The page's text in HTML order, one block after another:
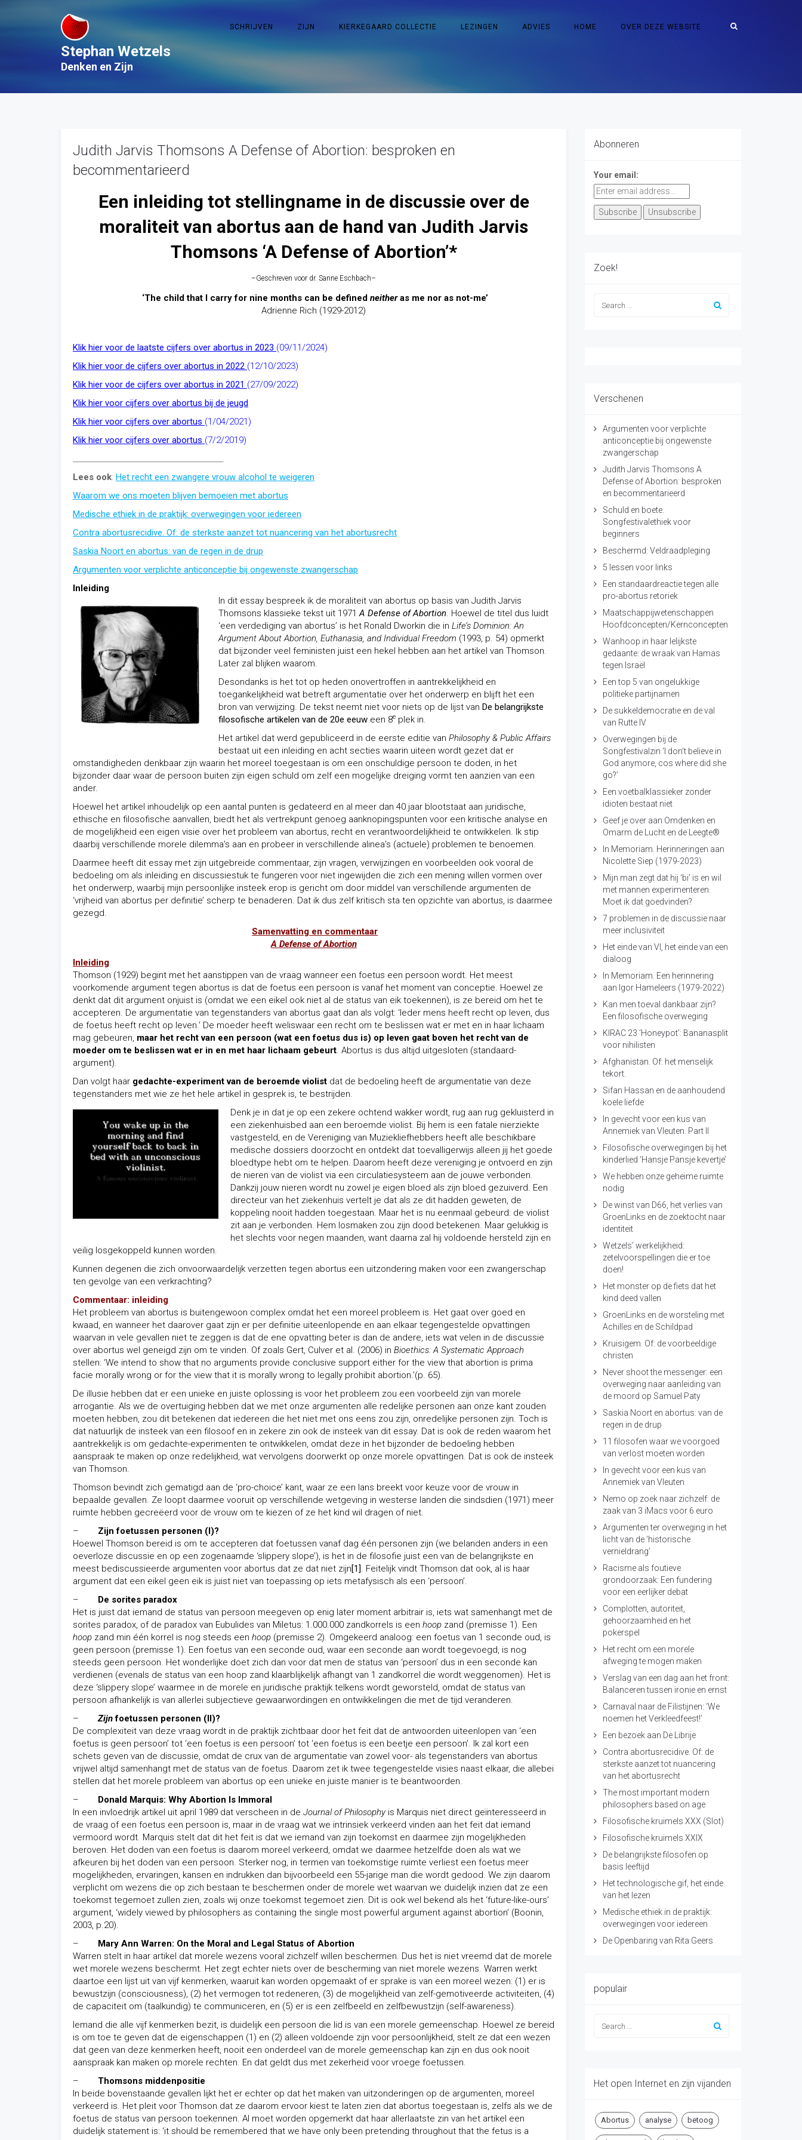
SCHRIJVEN ZIJN KIERKEGAARD COLLECTIE LEZINGEN ADVIES HOME OVER DEZE WEBSITE
Stephan Wetzels
Denken en Zijn
Judith Jarvis Thomsons A Defense of Abortion: besproken en
becommentarieerd
Een inleiding tot stellingname in de discussie over de
moraliteit van abortus aan de hand van Judith Jarvis
Thomsons ‘A Defense of Abortion’*
–Geschreven voor dr. Sanne Eschbach–
‘The child that I carry for nine months can be defined neitheras me nor as not-me’
Adrienne Rich (1929-2012)
Klik hier voor de laatste cijfers over abortus in 2023 (09/11/2024)
Klik hier voor de cijfers over abortus in 2022 (12/10/2023)
Klik hier voor de cijfers over abortus in 2021 (27/09/2022)
Klik hier voor cijfers over abortus bij de jeugd
Klik hier voor cijfers over abortus (1/04/2021)
Klik hier voor cijfers over abortus (7/2/2019)
Lees ook: Het recht een zwangere vrouw alcohol te weigeren
Waarom we ons moeten blijven bemoeien met abortus
Medische ethiek in de praktijk: overwegingen voor iedereen
Contra abortusrecidive. Of: de sterkste aanzet tot nuancering van het abortusrecht
Saskia Noort en abortus: van de regen in de drup
Argumenten voor verplichte anticonceptie bij ongewenste zwangerschap
Inleiding
In dit essay bespreek ik de moraliteit van abortus op basis van Judith Jarvis
Thomsons klassieke tekst uit 1971A Defense of Abortion. Hoewel de titel dus luidt
‘een verdediging van abortus’ is het Ronald Dworkin die in Life’s Dominion: An
Argument About Abortion, Euthanasia, and Individual Freedom (1993, p. 54) opmerkt
dat bijzonder veel feministen juist een hekel hebben aan het artikel van Thomson.
Later zal blijken waarom.
Desondanks is het tot op heden onovertroffen in aantrekkelijkheid en
toegankelijkheid wat betreft argumentatie over het onderwerp en blijft het een
bron van verwijzing. De tekst neemt niet voor niets op de lijst van De belangrijkste
filosofische artikelen van de 20e eeuw een 8e plek in.
Het artikel dat werd gepubliceerd in de eerste editie van Philosophy & Public Affairs
bestaat uit een inleiding en acht secties waarin uiteen wordt gezet dat er
omstandigheden denkbaar zijn waarin het moreel toegestaan is om een onschuldige persoon te doden, in het
bijzonder daar waar de persoon buiten zijn eigen schuld om zelf een mogelijke dreiging vormt ten aanzien van een
ander.
Hoewel het artikel inhoudelijk op een aantal punten is gedateerd en al meer dan 40 jaar blootstaat aan juridische,
ethische en filosofische aanvallen, biedt het als vertrekpunt genoeg aanknopingspunten voor een kritische analyse en
de mogelijkheid een eigen visie over het probleem van abortus, recht en verantwoordelijkheid te ontwikkelen. Ik stip
daarbij verschillende morele dilemma’s aan en probeer in verschillende alinea’s (actuele) problemen te benoemen.
Daarmee heeft dit essay met zijn uitgebreide commentaar, zijn vragen, verwijzingen en voorbeelden ook vooral de
bedoeling om als inleiding en discussiestuk te fungeren voor niet ingewijden die zich een mening willen vormen over
het onderwerp, waarbij mijn persoonlijke insteek erop is gericht om door middel van verschillende argumenten de
‘vrijheid van abortus per definitie’ scherp te benaderen. Dat ik dus zelf kritisch sta ten opzichte van abortus, is daarmee
gezegd.
Samenvatting en commentaar
A Defense of Abortion
Inleiding
Thomson (1929) begint met het aanstippen van de vraag wanneer een foetus een persoon wordt. Het meest
voorkomende argument tegen abortus is dat de foetus een persoon is vanaf het moment van conceptie. Hoewel ze
denkt dat dit argument onjuist is (omdat we een eikel ook niet al de status van eik toekennen), is ze bereid om het te
accepteren. De argumentatie van tegenstanders van abortus gaat dan als volgt: ‘Ieder mens heeft recht op leven, dus
de foetus heeft recht op leven.’ De moeder heeft weliswaar een recht om te beslissen wat er met en in haar lichaam
mag gebeuren, maar het recht van een persoon (wat een foetus dus is) op leven gaat boven het recht van de
moeder om te beslissen wat er in en met haar lichaam gebeurt. Abortus is dus altijd uitgesloten (standaard-
argument).
Dan volgt haar gedachte-experiment van de beroemde violist dat de bedoeling heeft de argumentatie van deze
tegenstanders met wie ze het hele artikel in gesprek is, te bestrijden.
Denk je in dat je op een zekere ochtend wakker wordt, rug aan rug gekluisterd in
een ziekenhuisbed aan een beroemde violist. Bij hem is een fatale nierziekte
vastgesteld, en de Vereniging van Muziekliefhebbers heeft alle beschikbare
medische dossiers doorzocht en ontdekt dat toevalligerwijs alleen jij het goede
bloedtype hebt om te helpen. Daarom heeft deze vereniging je ontvoerd en zijn
de nieren van de violist via een circulatiesysteem aan de jouwe verbonden.
Dankzij jouw nieren wordt nu zowel je eigen bloed als zijn bloed gezuiverd. Een
directeur van het ziekenhuis vertelt je dat als ze dit hadden geweten, de
koppeling nooit hadden toegestaan. Maar het is nu eenmaal gebeurd: de violist
zit aan je verbonden. Hem losmaken zou zijn dood betekenen. Maar gelukkig is
het slechts voor negen maanden, want daarna zal hij voldoende hersteld zijn en
veilig losgekoppeld kunnen worden.
Kunnen degenen die zich onvoorwaardelijk verzetten tegen abortus een uitzondering maken voor een zwangerschap
ten gevolge van een verkrachting?
Commentaar: inleiding
Het probleem van abortus is buitengewoon complex omdat het een moreel probleem is. Het gaat over goed en
kwaad, en wanneer het daarover gaat zijn er per definitie uiteenlopende en aan elkaar tegengestelde opvattingen
waarvan in vele gevallen niet te zeggen is dat de ene opvatting beter is dan de andere, iets wat velen in de discussie
over abortus wel geneigd zijn om te vinden. Of zoals Gert, Culver et al. (2006) in Bioethics: A Systematic Approach
stellen: ‘We intend to show that no arguments provide conclusive support either for the view that abortion is prima
facie morally wrong or for the view that it is morally wrong to legally prohibit abortion.’(p. 65).
De illusie hebben dat er een unieke en juiste oplossing is voor het probleem zou een voorbeeld zijn van morele
arrogantie. Als we de overtuiging hebben dat we met onze argumenten alle redelijke personen aan onze kant zouden
moeten hebben, zou dit betekenen dat iedereen die het niet met ons eens zou zijn, onredelijke personen zijn. Toch is
dat natuurlijk de insteek van een filosoof en in zekere zin ook de insteek van dit essay. Dat is ook de reden waarom het
aantrekkelijk is om gedachte-experimenten te ontwikkelen, omdat deze in het bijzonder de bedoeling hebben
aanspraak te maken op onze redelijkheid, wat vervolgens doorwerkt op onze morele opvattingen. Dat is ook de insteek
van Thomson.
Thomson bevindt zich gematigd aan de ‘pro-choice’ kant, waar ze een lans breekt voor keuze voor de vrouw in
bepaalde gevallen. Ze loopt daarmee vooruit op verschillende wetgeving in westerse landen die sindsdien (1971) meer
ruimte hebben gecreëerd voor de vrouw om te kiezen of ze het kind wil dragen of niet.
– Zijn foetussen personen (I)?
Hoewel Thomson bereid is om te accepteren dat foetussen vanaf dag één personen zijn (we belanden anders in een
oeverloze discussie en op een zogenaamde ‘slippery slope’), is het in de filosofie juist een van de belangrijkste en
meest bediscussieerde argumenten voor abortus dat ze dat niet zijn[1]. Feitelijk vindt Thomson dat ook, al is haar
argument dat een eikel geen eik is juist niet van toepassing op iets metafysisch als een ‘persoon’.
– De sorites paradox
Het is juist dat iemand de status van persoon meegeven op enig later moment arbitrair is, iets wat samenhangt met de
sorites paradox, of de paradox van Eubulides van Miletus: 1.000.000 zandkorrels is een hoop zand (premisse 1). Een
hoop zand min één korrel is nog steeds een hoop (premisse 2). Omgekeerd analoog: een foetus van 1 seconde oud, is
geen persoon (premisse 1). Een foetus van een seconde oud, waar een seconde aan wordt toegevoegd, is nog
steeds geen persoon. Het wonderlijke doet zich dan voor dat men de status van ‘persoon’ dus in een seconde kan
verdienen (evenals de status van een hoop zand klaarblijkelijk afhangt van 1 zandkorrel die wordt weggenomen). Het is
deze ‘slippery slope’ waarmee in de morele en juridische praktijk telkens wordt geworsteld, omdat de status van
persoon afhankelijk is van allerlei subjectieve gewaarwordingen en ontwikkelingen die met de tijd veranderen.
–Zijnfoetussen personen (II)?
De complexiteit van deze vraag wordt in de praktijk zichtbaar door het feit dat de antwoorden uiteenlopen van ‘een
foetus is geen persoon’ tot ‘een foetus is een persoon’ tot ‘een foetus is een beetje een persoon’. Ik zal kort een
schets geven van de discussie, omdat de crux van de argumentatie van zowel voor- als tegenstanders van abortus
vrijwel altijd samenhangt met de status van de foetus. Daarom zet ik twee tegengestelde visies naast elkaar, die allebei
stellen dat het morele probleem van abortus op een unieke en juiste manier is te beantwoorden.
– Donald Marquis: Why Abortion Is Immoral
In een invloedrijk artikel uit april 1989 dat verscheen in de Journal of Philosophyis Marquis niet direct geïnteresseerd in
de vraag of een foetus een persoon is, maar in de vraag wat we intrinsiek verkeerd vinden aan het feit dat iemand
vermoord wordt. Marquis stelt dat dit het feit is dat we iemand van zijn toekomst en daarmee zijn mogelijkheden
beroven. Het doden van een foetus is daarom moreel verkeerd, omdat we daarmee hetzelfde doen als wat we
afkeuren bij het doden van een persoon. Sterker nog, in termen van toekomstige ruimte verliest een foetus meer
mogelijkheden, ervaringen, kansen en indrukken dan bijvoorbeeld een 55-jarige man die wordt gedood. We zijn daarom
verplicht om wezens die op zich bestaan te beschermen onder de morele wet waarvan we duidelijk inzien dat ze een
toekomst tegemoet zullen zien, zoals wij onze toekomst tegemoet zien. Dit is ook wel bekend als het ‘future-like-ours’
argument, ‘widely viewed by philosophers as containing the single most powerful argument against abortion’ (Boonin,
2003, p.20).
– Mary Ann Warren: On the Moral and Legal Status of Abortion
Warren stelt in haar artikel dat morele wezens vooral zichzelf willen beschermen. Dus het is niet vreemd dat de morele
wet morele wezens beschermt. Het zegt echter niets over de bescherming van niet morele wezens. Warren werkt
daartoe een lijst uit van vijf kenmerken, waaruit kan worden opgemaakt of er sprake is van een moreel wezen: (1) er is
bewustzijn (consciousness), (2) het vermogen tot redeneren, (3) de mogelijkheid van zelf-gemotiveerde activiteiten, (4)
de capaciteit om (taalkundig) te communiceren, en (5) er is een zelfbeeld en zelfbewustzijn (self-awareness).
Iemand die alle vijf kenmerken bezit, is duidelijk een persoon die lid is van een morele gemeenschap. Hoewel ze bereid
is om toe te geven dat de eigenschappen (1) en (2) alleen voldoende zijn voor persoonlijkheid, stelt ze dat een wezen
dat geen van deze kenmerken heeft, nooit een onderdeel van de morele gemeenschap kan zijn en dus ook nooit
aanspraak kan maken op morele rechten. En dat geldt dus met zekerheid voor vroege foetussen.
– Thomsons middenpositie
In beide bovenstaande gevallen lijkt het er echter op dat het maken van uitzonderingen op de argumenten, moreel
verkeerd is. Het pleit voor Thomson dat ze daarom ervoor kiest te laten zien dat abortus toegestaan is, zelfs als we de
foetus de status van persoon toekennen. Al moet worden opgemerkt dat haar allerlaatste zin van het artikel een
duidelijk statement is: ‘it should be remembered that we have only been pretending throughout that the fetus is a
Abonneren
Your email:
Zoek!
Verschenen
Argumenten voor verplichte
anticonceptie bij ongewenste
zwangerschap
Judith Jarvis Thomsons A
Defense of Abortion: besproken
en becommentarieerd
Schuld en boete.
Songfestivalethiek voor
beginners
Beschermd: Veldraadpleging
5 lessen voor links
Een standaardreactie tegen alle
pro-abortus retoriek
Maatschappijwetenschappen
Hoofdconcepten/Kernconcepten
Wanhoop in haar lelijkste
gedaante: de wraak van Hamas
tegen Israël
Een top 5 van ongelukkige
politieke partijnamen
De sukkeldemocratie en de val
van Rutte IV
Overwegingen bij de
Songfestivalzin ‘I don’t believe in
God anymore, cos where did she
go?’
Een voetbalklassieker zonder
idioten bestaat niet
Geef je over aan Omdenken en
Omarm de Lucht en de Leegte®
In Memoriam. Herinneringen aan
Nicolette Siep (1979-2023)
Mijn man zegt dat hij ‘bi’ is en wil
met mannen experimenteren.
Moet ik dat goedvinden?
7 problemen in de discussie naar
meer inclusiviteit
Het einde van VI, het einde van een
dialoog
In Memoriam. Een herinnering
aan Igor Hameleers (1979-2022)
Kan men toeval dankbaar zijn?
Een filosofische overweging
KIRAC 23 ‘Honeypot’: Bananasplit
voor nihilisten
Afghanistan. Of: het menselijk
tekort.
Sifan Hassan en de aanhoudend
koele liefde
In gevecht voor een kus van
Annemiek van Vleuten. Part II
Filosofische overwegingen bij het
kinderlied ‘Hansje Pansje kevertje’
We hebben onze geheime ruimte
nodig
De winst van D66, het verlies van
GroenLinks en de zoektocht naar
identiteit
Wetzels’ werkelijkheid:
zetelvoorspellingen die er toe
doen!
Het monster op de fiets dat het
kind deed vallen
GroenLinks en de worsteling met
Achilles en de Schildpad
Kruisigem. Of: de voorbeeldige
christen
Never shoot the messenger: een
overweging naar aanleiding van
de moord op Samuel Paty
Saskia Noort en abortus: van de
regen in de drup
11 filosofen waar we voorgoed
van verlost moeten worden
In gevecht voor een kus van
Annemiek van Vleuten
Nemo op zoek naar zichzelf: de
zaak van 3 iMacs voor 6 euro
Argumenten ter overweging in het
licht van de ‘historische
vernieldrang’
Racisme als foutieve
grondoorzaak: Een fundering
voor een eerlijker debat
Complotten, autoriteit,
gehoorzaamheid en het
pokerspel
Het recht om een morele
afweging te mogen maken
Verslag van een dag aan het front:
Balanceren tussen ironie en ernst
Carnaval naar de Filistijnen: ‘We
noemen het Verkleedfeest!’
Een bezoek aan De Librije
Contra abortusrecidive. Of: de
sterkste aanzet tot nuancering
van het abortusrecht
The most important modern
philosophers based on age
Filosofische kruimels XXX (Slot)
Filosofische kruimels XXIX
De belangrijkste filosofen op
basis leeftijd
Het technologische gif, het einde
van het lezen
Medische ethiek in de praktijk:
overwegingen voor iedereen
De Openbaring van Rita Geers
populair
Het open Internet en zijn vijanden
Abortus analyse betoog